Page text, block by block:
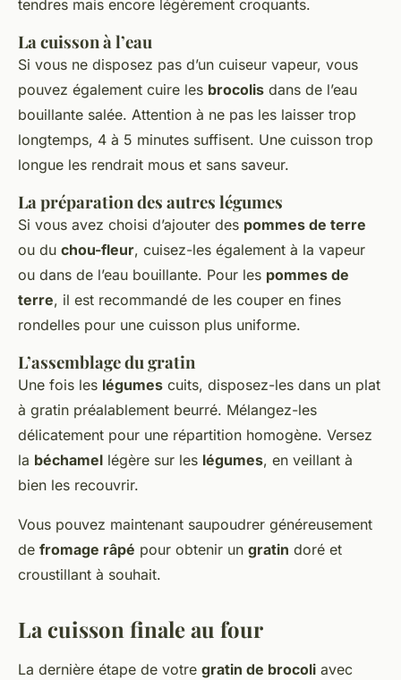
tendres mais encore légèrement croquants.
La cuisson à l’eau
Si vous ne disposez pas d’un cuiseur vapeur, vous
pouvez également cuire les brocolis dans de l’eau
bouillante salée. Attention à ne pas les laisser trop
longtemps, 4 à 5 minutes suffisent. Une cuisson trop
longue les rendrait mous et sans saveur.
La préparation des autres légumes
Si vous avez choisi d’ajouter des pommes de terre
ou du chou-fleur, cuisez-les également à la vapeur
ou dans de l’eau bouillante. Pour les pommes de
terre, il est recommandé de les couper en fines
rondelles pour une cuisson plus uniforme.
L’assemblage du gratin
Une fois les légumes cuits, disposez-les dans un plat
à gratin préalablement beurré. Mélangez-les
délicatement pour une répartition homogène. Versez
la béchamel légère sur les légumes, en veillant à
bien les recouvrir.
Vous pouvez maintenant saupoudrer généreusement
de fromage râpé pour obtenir un gratin doré et
croustillant à souhait.
La cuisson finale au four
La dernière étape de votre gratin de brocoli avec